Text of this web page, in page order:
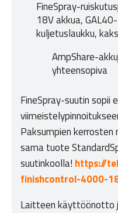
FineSpray-
18V akkua,
kuljetuslaukku,
AmpShare-
yhteensopiva
FineSpray-suutin sopii
Paksumpien
sama tuote
suutinkoolla! https://
finishcontrol-4000-
Laitteen käyttöönotto